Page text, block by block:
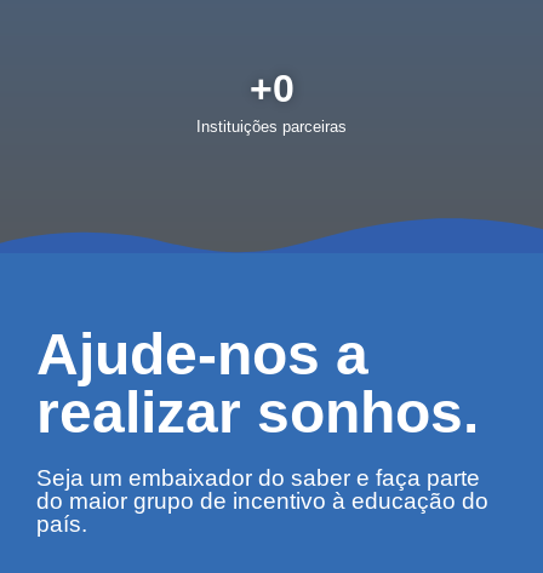
Instituições parceiras
+0
Ajude-nos a
realizar sonhos.
Seja um embaixador do saber e faça parte
do maior grupo de incentivo à educação do
país.